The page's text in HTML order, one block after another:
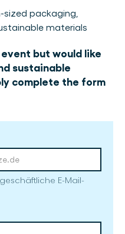
packaging,
materials
but would like
sustainable
complete the form
E-Mail-